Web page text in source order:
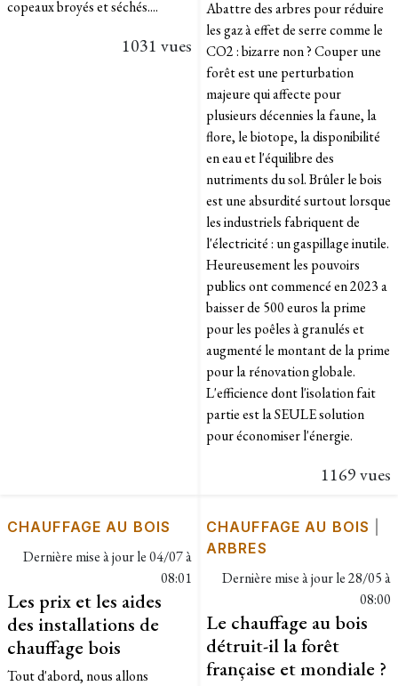
copeaux broyés et séchés....
1031 vues
Abattre des arbres pour réduire
les gaz à effet de serre comme le
CO2 : bizarre non ? Couper une
forêt est une perturbation
majeure qui affecte pour
plusieurs décennies la faune, la
flore, le biotope, la disponibilité
en eau et l'équilibre des
nutriments du sol. Brûler le bois
est une absurdité surtout lorsque
les industriels fabriquent de
l'électricité : un gaspillage inutile.
Heureusement les pouvoirs
publics ont commencé en 2023 a
baisser de 500 euros la prime
pour les poêles à granulés et
augmenté le montant de la prime
pour la rénovation globale.
L'efficience dont l'isolation fait
partie est la SEULE solution
pour économiser l'énergie.
1169 vues
CHAUFFAGE AU BOIS
Dernière mise à jour le04/07 à
08:01
Les prix et les aides
des installations de
chauffage bois
Tout d'abord, nous allons
CHAUFFAGE AU BOIS
ARBRES
Dernière mise à jour le28/05 à
08:00
Le chauffage au bois
détruit-il la forêt
française et mondiale ?